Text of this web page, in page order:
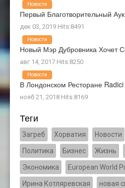
Первый Благотворительный
дек 03, 2019 Hits:8491
Новости
Новый Мэр Дубровника Хочет
авг 14, 2017 Hits:8250
Новости
В Лондонском Ресторане
нояб 21, 2018 Hits:8169
Новости
Теги
Загреб Хорватия Новости
Политика Бизнес Жизнь
Экономика European World
Ирина Котляревская новая